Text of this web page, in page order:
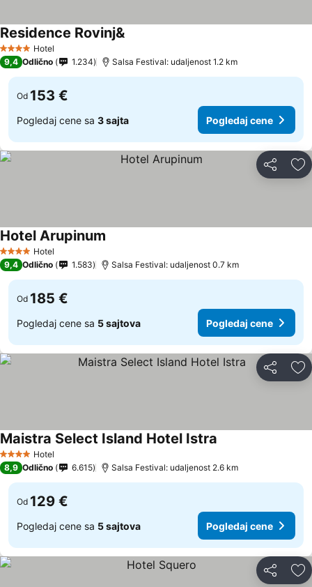
4 ZvezdiceHotel
Residence Rovinj&
9,4 Odlično 1.234 Salsa Festival: udaljenost 1.2 km
Od 153 €
Pogledaj cene sa 3 sajta Pogledaj cene
Deli
4 ZvezdiceHotel
Hotel Arupinum
9,4 Odlično 1.583 Salsa Festival: udaljenost 0.7 km
Od 185 €
Pogledaj cene sa 5 sajtova Pogledaj cene
Deli
4 ZvezdiceHotel
Maistra Select Island Hotel Istra
8,9 Odlično 6.615 Salsa Festival: udaljenost 2.6 km
Od 129 €
Pogledaj cene sa 5 sajtova Pogledaj cene
Deli